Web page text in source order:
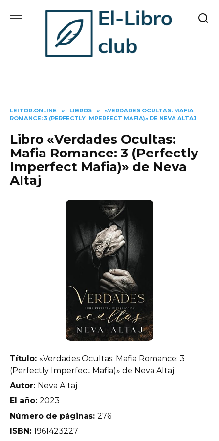
LEITOR.ONLINE » LIBROS »
«VERDADES OCULTAS: MAFIA
ROMANCE: 3 (PERFECTLY IMPERFECT MAFIA)» DE NEVA ALTAJ
Libro «Verdades Ocultas:
Mafia Romance: 3 (Perfectly
Imperfect Mafia)» de Neva
Altaj
Título: «Verdades Ocultas: Mafia Romance: 3
(Perfectly Imperfect Mafia)» de Neva Altaj
Autor: Neva Altaj
El año: 2023
Número de páginas: 276
ISBN: 1961423227